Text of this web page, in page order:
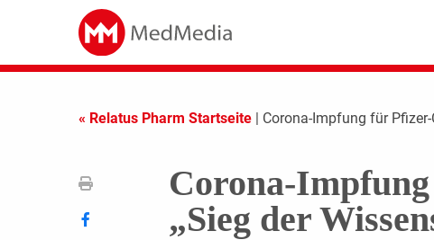
« Relatus Pharm Startseite | Corona-Impfung für
Corona-
„Sieg der